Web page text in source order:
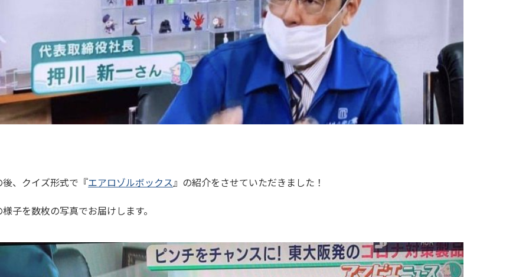
後、クイズ形式で『エアロゾルボックス』の紹介をさせていただきました！
子を数枚の写真でお届けします。